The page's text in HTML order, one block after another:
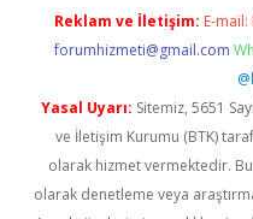
Reklam ve İletişim: E-mail:
forumhizmeti@gmail.com
Yasal Uyarı: Sitemiz, 5651
ve İletişim Kurumu (BTK)
olarak hizmet vermektedir.
olarak denetleme veya